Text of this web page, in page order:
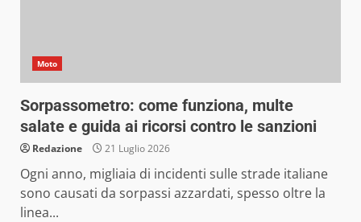
Moto
Sorpassometro: come funziona, multe
salate e guida ai ricorsi contro le sanzioni
Redazione 21 Luglio 2026
Ogni anno, migliaia di incidenti sulle strade italiane
sono causati da sorpassi azzardati, spesso oltre la
linea...